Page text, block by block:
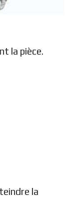
la pièce.
la